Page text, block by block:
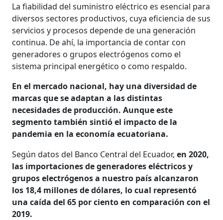
La fiabilidad del suministro eléctrico es esencial para
diversos sectores productivos, cuya eficiencia de sus
servicios y procesos depende de una generación
continua. De ahí, la importancia de contar con
generadores o grupos electrógenos como el
sistema principal energético o como respaldo.
En el mercado nacional, hay una diversidad de
marcas que se adaptan a las distintas
necesidades de producción. Aunque este
segmento también sintió el impacto de la
pandemia en la economía ecuatoriana.
Según datos del Banco Central del Ecuador,en 2020,
las importaciones de generadores eléctricos y
grupos electrógenos a nuestro país alcanzaron
los 18,4 millones de dólares, lo cual representó
una caída del 65 por ciento en comparación con el
2019.